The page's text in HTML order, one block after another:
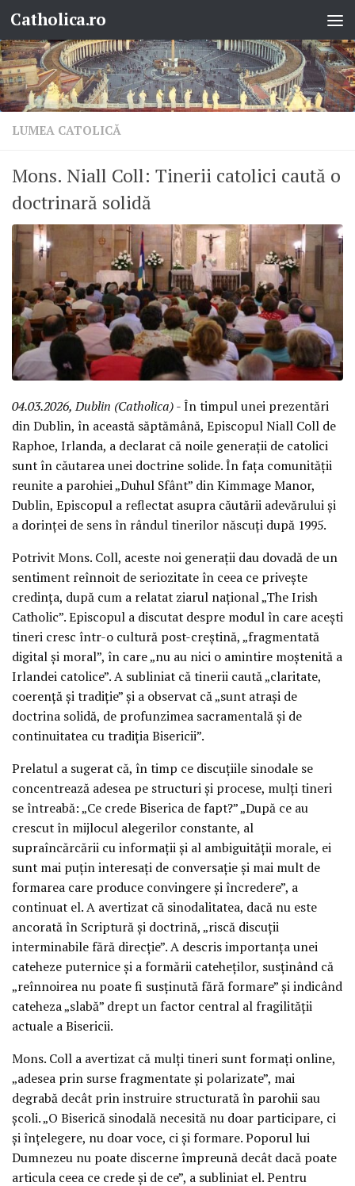
Skip to content
Catholica.ro
LUMEA CATOLICĂ
Mons. Niall Coll: Tinerii catolici caută o
doctrinară solidă
04.03.2026, Dublin (Catholica)- În timpul unei prezentări
din Dublin, în această săptămână, Episcopul Niall Coll de
Raphoe, Irlanda, a declarat că noile generații de catolici
sunt în căutarea unei doctrine solide. În fața comunității
reunite a parohiei „Duhul Sfânt” din Kimmage Manor,
Dublin, Episcopul a reflectat asupra căutării adevărului și
a dorinței de sens în rândul tinerilor născuți după 1995.
Potrivit Mons. Coll, aceste noi generații dau dovadă de un
sentiment reînnoit de seriozitate în ceea ce privește
credința, după cum a relatat ziarul național „The Irish
Catholic”. Episcopul a discutat despre modul în care acești
tineri cresc într-o cultură post-creștină, „fragmentată
digital și moral”, în care „nu au nici o amintire moștenită a
Irlandei catolice”. A subliniat că tinerii caută „claritate,
coerență și tradiție” și a observat că „sunt atrași de
doctrina solidă, de profunzimea sacramentală și de
continuitatea cu tradiția Bisericii”.
Prelatul a sugerat că, în timp ce discuțiile sinodale se
concentrează adesea pe structuri și procese, mulți tineri
se întreabă: „Ce crede Biserica de fapt?” „După ce au
crescut în mijlocul alegerilor constante, al
supraîncărcării cu informații și al ambiguității morale, ei
sunt mai puțin interesați de conversație și mai mult de
formarea care produce convingere și încredere”, a
continuat el. A avertizat că sinodalitatea, dacă nu este
ancorată în Scriptură și doctrină, „riscă discuții
interminabile fără direcție”. A descris importanța unei
cateheze puternice și a formării cateheților, susținând că
„reînnoirea nu poate fi susținută fără formare” și indicând
cateheza „slabă” drept un factor central al fragilității
actuale a Bisericii.
Mons. Coll a avertizat că mulți tineri sunt formați online,
„adesea prin surse fragmentate și polarizate”, mai
degrabă decât prin instruire structurată în parohii sau
școli. „O Biserică sinodală necesită nu doar participare, ci
și înțelegere, nu doar voce, ci și formare. Poporul lui
Dumnezeu nu poate discerne împreună decât dacă poate
articula ceea ce crede și de ce”, a subliniat el. Pentru